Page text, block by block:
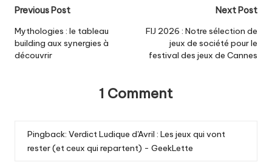
Post
navigation
Previous Post
Mythologies : le tableau
building aux synergies à
découvrir
Next Post
FIJ 2026 : Notre sélection de
jeux de société pour le
festival des jeux de Cannes
1 Comment
Pingback: Verdict Ludique d'Avril : Les jeux qui vont
rester (et ceux qui repartent) - GeekLette